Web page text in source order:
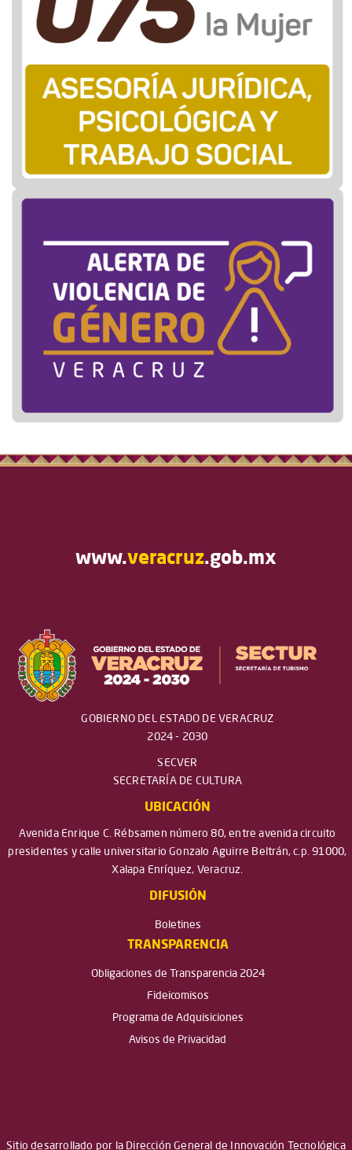
www.veracruz.gob.mx
GOBIERNO DEL ESTADO DE VERACRUZ
2024 - 2030
SECVER
SECRETARÍA DE CULTURA
UBICACIÓN
Avenida Enrique C. Rébsamen número 80, entre avenida circuito
presidentes y calle universitario Gonzalo Aguirre Beltrán, c.p. 91000,
Xalapa Enríquez, Veracruz.
DIFUSIÓN
Boletines
TRANSPARENCIA
Obligaciones de Transparencia 2024
Fideicomisos
Programa de Adquisiciones
Avisos de Privacidad
Sitio desarrollado por la Dirección General de Innovación Tecnológica